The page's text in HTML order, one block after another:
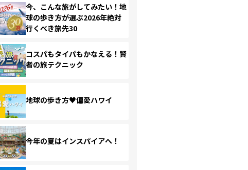
今、こんな旅がしてみたい！地
球の歩き方が選ぶ2026年絶対
行くべき旅先30
コスパもタイパもかなえる！賢
者の旅テクニック
地球の歩き方♥偏愛ハワイ
今年の夏はインスパイアへ！